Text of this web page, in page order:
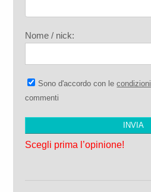
Nome / nick:
Sono d'accordo con lecondizioni
commenti
Scegli prima l’opinione!